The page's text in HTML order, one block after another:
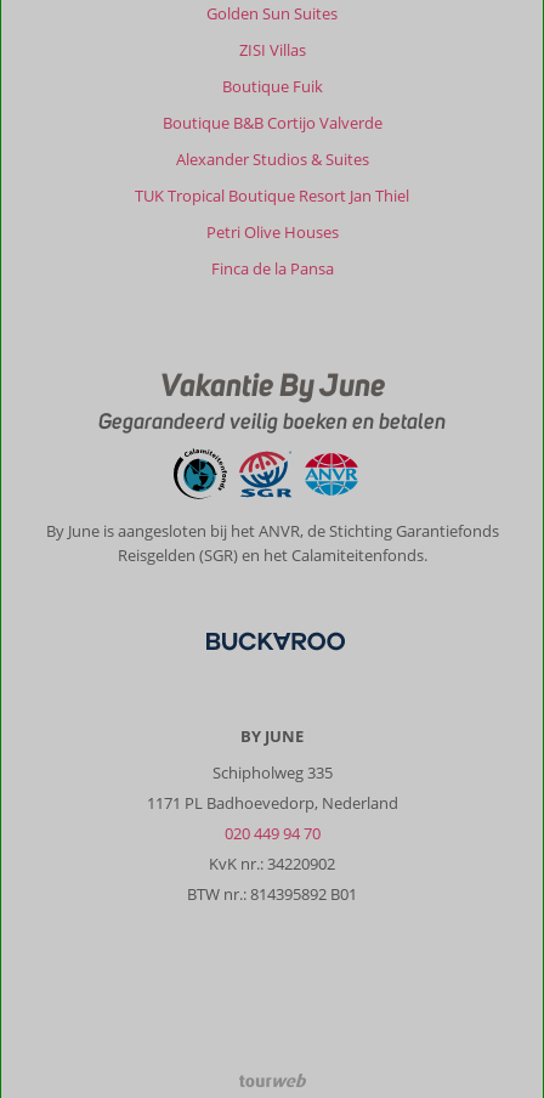
Golden Sun Suites
ZISI Villas
Boutique Fuik
Boutique B&B Cortijo Valverde
Alexander Studios & Suites
TUK Tropical Boutique Resort Jan Thiel
Petri Olive Houses
Finca de la Pansa
Vakantie By June
Gegarandeerd veilig boeken en betalen
By June is aangesloten bij het ANVR, de Stichting Garantiefonds
Reisgelden (SGR) en het Calamiteitenfonds.
BY JUNE
Schipholweg 335
1171 PL Badhoevedorp, Nederland
020 449 94 70
KvK nr.: 34220902
BTW nr.: 814395892 B01
TourWeb